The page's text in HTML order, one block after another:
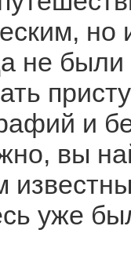
но
не
и
вы
уже